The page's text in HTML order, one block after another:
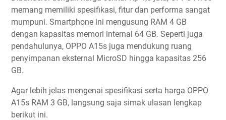
memang memiliki spesifikasi, fitur dan performa sangat
mumpuni. Smartphone ini mengusung RAM 4 GB
dengan kapasitas memori internal 64 GB. Seperti juga
pendahulunya, OPPO A15s juga mendukung ruang
penyimpanan eksternal MicroSD hingga kapasitas 256
GB.
Agar lebih jelas mengenai spesifikasi serta harga OPPO
A15s RAM 3 GB, langsung saja simak ulasan lengkap
berikut ini.